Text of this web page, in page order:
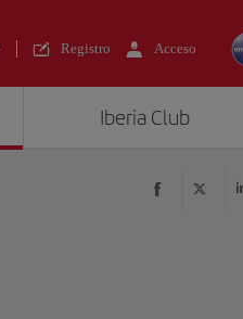
Registro Acceso
Iberia Club